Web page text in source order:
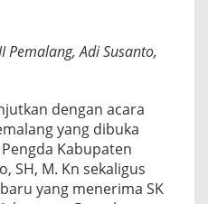
Pemalang, Adi Susanto,
dengan acara
yang dibuka
Kabupaten
SH, M. Kn sekaligus
yang menerima SK